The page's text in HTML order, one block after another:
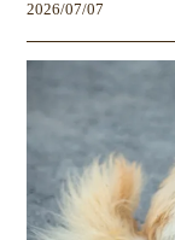
2026/07/07